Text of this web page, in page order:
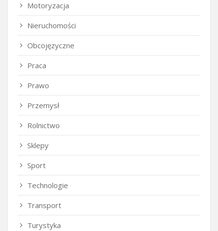
Motoryzacja
Nieruchomości
Obcojęzyczne
Praca
Prawo
Przemysł
Rolnictwo
Sklepy
Sport
Technologie
Transport
Turystyka